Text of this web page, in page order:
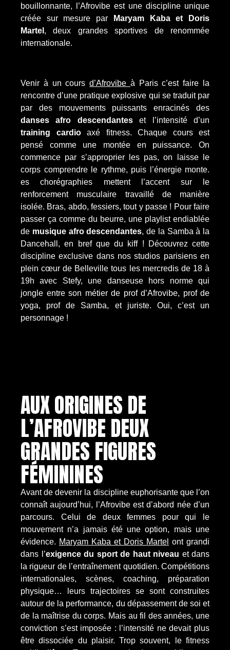
bouillonnante, l’Afrovibe est une discipline unique
créée sur mesure par
Maryam Kaba et Doris
Martel , deux grandes sportives de renommée
internationale.
Venir à un coursd’Afrovibe à Paris c’est faire la
rencontre d’une pratique explosive qui se traduit par
par des mouvements puissants enracinés des
danses afro descendanteset l’intensité d’un
training cardioaxé fitness. Chaque cours est
pensé comme une montée en puissance. On
commence par s’approprier les pas, on laisse le
corps comprendre le rythme, puis l’énergie monte.
es chorégraphies mettent l’accent sur le
renforcement musculaire travaillé de manière
isolée. Bras, abdo, fessiers, tout y passe ! Pour faire
passer ça comme du beurre, une playlist endiablée
de musique afro descendantes, de la Samba à la
Dancehall, en bref que du kiff ! Découvrez cette
discipline exclusive dans nos studios parisiens en
plein cœur de Belleville tous les mercredis de 18 à
19h avec Stefy, une danseuse hors norme qui
jongle entre son métier de prof d’Afrovibe, prof de
yoga, prof de Samba, et juriste. Oui, c’est un
personnage !
AUX ORIGINES DE
L’AFROVIBE DEUX
GRANDES FIGURES
FÉMININES
Avant de devenir la discipline euphorisante que l’on
connaît aujourd’hui, l’Afrovibe est d’abord née d’un
parcours. Celui de deux femmes pour qui le
mouvement n’a jamais été une option, mais une
évidence. Maryam Kaba et Doris Martel ont grandi
dans l’exigence du sport de haut niveau et dans
la rigueur de l’entraînement quotidien. Compétitions
internationales, scènes, coaching, préparation
physique… leurs trajectoires se sont construites
autour de la performance, du dépassement de soi et
de la maîtrise du corps. Mais au fil des années, une
conviction s’est imposée : l’intensité ne devait plus
être dissociée du plaisir. Trop souvent, le fitness